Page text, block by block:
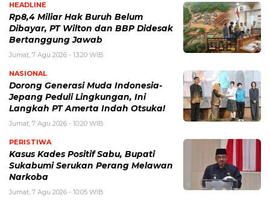
HEADLINE
Rp8,4 Miliar Hak Buruh Belum
Dibayar, PT Wilton dan BBP Didesak
Bertanggung Jawab
Jumat, 7 Agu 2026 - 13:20 WIB
NASIONAL
Dorong Generasi Muda Indonesia-
Jepang Peduli Lingkungan, Ini
Langkah PT Amerta Indah Otsuka!
Jumat, 7 Agu 2026 - 10:20 WIB
PERISTIWA
Kasus Kades Positif Sabu, Bupati
Sukabumi Serukan Perang Melawan
Narkoba
Jumat, 7 Agu 2026 - 10:05 WIB